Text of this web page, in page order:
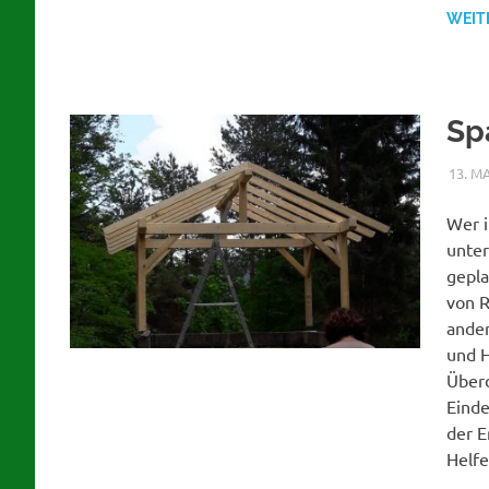
13.
Wer
von
und
der